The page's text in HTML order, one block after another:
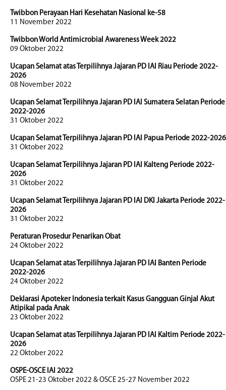
Twibbon Perayaan Hari Kesehatan Nasional ke-58
11 November 2022
Twibbon World Antimicrobial Awareness Week 2022
09 Oktober 2022
Ucapan Selamat atas Terpilihnya Jajaran PD IAI Riau Periode 2022-
2026
08 November 2022
Ucapan Selamat Terpilihnya Jajaran PD IAI Sumatera Selatan Periode
2022-2026
31 Oktober 2022
Ucapan Selamat Terpilihnya Jajaran PD IAI Papua Periode 2022-2026
31 Oktober 2022
Ucapan Selamat Terpilihnya Jajaran PD IAI Kalteng Periode 2022-
2026
31 Oktober 2022
Ucapan Selamat Terpilihnya Jajaran PD IAI DKI Jakarta Periode 2022-
2026
31 Oktober 2022
Peraturan Prosedur Penarikan Obat
24 Oktober 2022
Ucapan Selamat atas Terpilihnya Jajaran PD IAI Banten Periode
2022-2026
24 Oktober 2022
Deklarasi Apoteker Indonesia terkait Kasus Gangguan Ginjal Akut
Atipikal pada Anak
23 Oktober 2022
Ucapan Selamat atas Terpilihnya Jajaran PD IAI Kaltim Periode 2022-
2026
22 Oktober 2022
OSPE-OSCE IAI 2022
OSPE 21-23 Oktober 2022 & OSCE 25-27 November 2022